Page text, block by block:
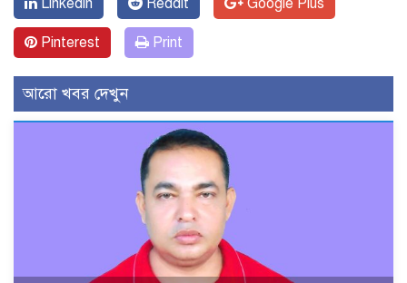
Pinterest Print
আরো খবর দেখুন